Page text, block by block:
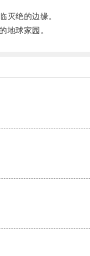
绝的边缘。
地球家园。